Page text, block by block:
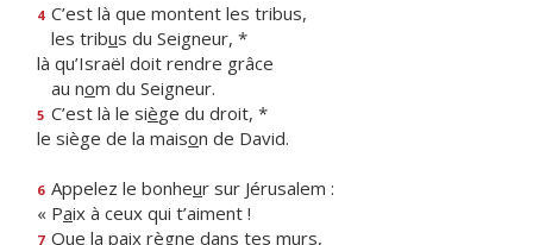
4 C’est là que montent les tribus,
les tribus du Seigneur, *
là qu’Israël doit rendre grâce
au nom du Seigneur.
5 C’est là le siège du droit, *
le siège de la maison de David.
6 Appelez le bonheur sur Jérusalem :
« Paix à ceux qui t’aiment !
7 Que la paix règne dans tes murs,